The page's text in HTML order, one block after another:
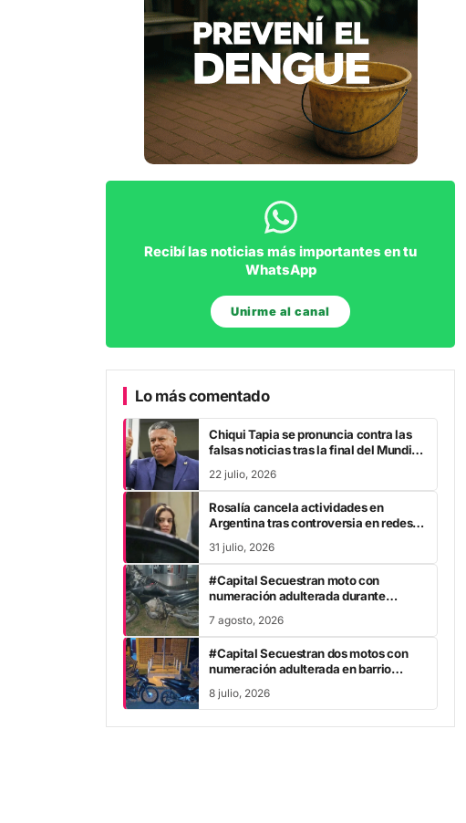
Recibí las noticias más importantes en tu
WhatsApp
Unirme al canal
Lo más comentado
Chiqui Tapia se pronuncia contra las
falsas noticias tras la final del Mundial
22 julio, 2026
Rosalía cancela actividades en
Argentina tras controversia en redes
31 julio, 2026
#Capital Secuestran moto con
numeración adulterada durante
7 agosto, 2026
#Capital Secuestran dos motos con
numeración adulterada en barrio
8 julio, 2026